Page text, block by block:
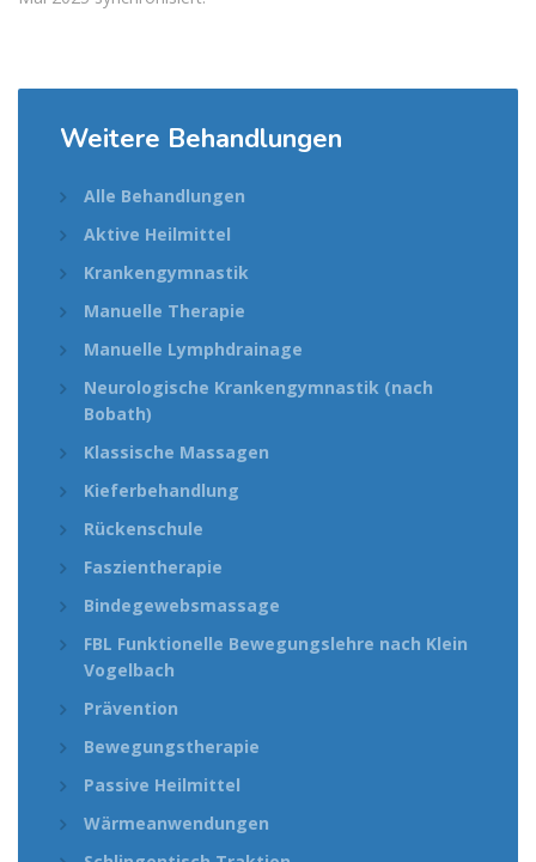
Weitere Behandlungen
Alle Behandlungen
Aktive Heilmittel
Krankengymnastik
Manuelle Therapie
Manuelle Lymphdrainage
Neurologische Krankengymnastik (nach
Bobath)
Klassische Massagen
Kieferbehandlung
Rückenschule
Faszientherapie
Bindegewebsmassage
FBL Funktionelle Bewegungslehre nach Klein
Vogelbach
Prävention
Bewegungstherapie
Passive Heilmittel
Wärmeanwendungen